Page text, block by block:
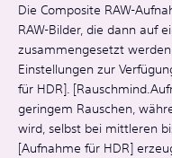
Die Composite RAW-
RAW-Bilder, die dann auf
zusammengesetzt
Einstellungen zur
für HDR].
geringem Rauschen,
wird, selbst bei mittleren
[Aufnahme für HDR]